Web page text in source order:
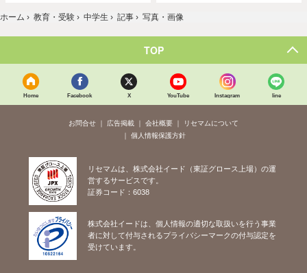
ホーム › 教育・受験 › 中学生 › 記事 › 写真・画像
TOP
Home Facebook X YouTube Instagram line
お問合せ 広告掲載 会社概要
リセマムについて
個人情報保護方針
リセマムは、株式会社イード（東証グロース上場）の運
営するサービスです。
証券コード：6038
株式会社イードは、個人情報の適切な取扱いを行う事業
者に対して付与されるプライバシーマークの付与認定を
受けています。